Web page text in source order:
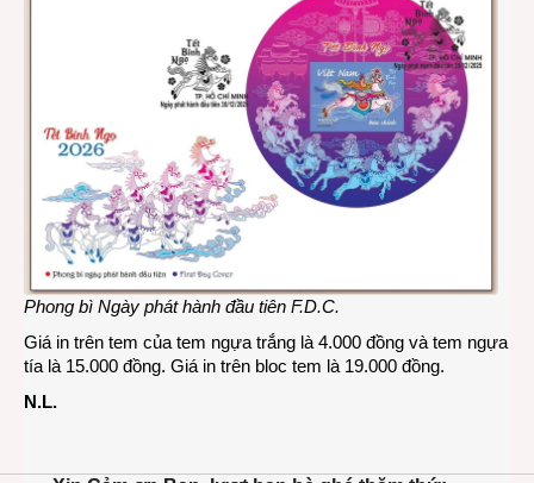
Phong bì Ngày phát hành đầu tiên F.D.C.
Giá in trên tem của tem ngựa trắng là 4.000 đồng và tem ngựa
tía là 15.000 đồng. Giá in trên bloc tem là 19.000 đồng.
N.L.